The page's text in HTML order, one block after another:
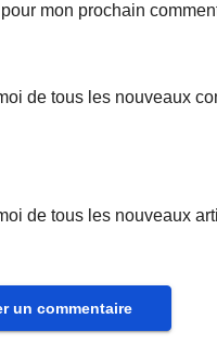
mon prochain
de tous les nouveaux
de tous les nouveaux